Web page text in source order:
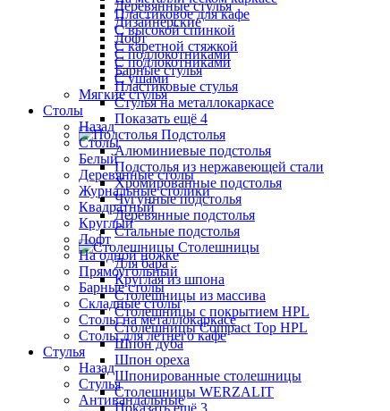
Деревянные стулья
Дизайнерские
Лофт
С подлокотниками
Барные стулья
Пластиковые стулья
Стулья на металлокаркасе
Показать ещё 4
Подстолья
Алюминиевые подстолья
Подстолья из нержавеющей стали
Хромированные подстолья
Чугунные подстолья
Деревянные подстолья
Стальные подстолья
Столешницы
Для бара
Круглая из шпона
Столешницы из массива
Столешницы с покрытием HPL
Столешницы Сompact Top HPL
Шпон дуба
Шпон ореха
Шпонированные столешницы
Столешницы WERZALIT
Показать ещё 3
Пластиковое для кафе
С высокой спинкой
С каретной стяжкой
С подлокотниками
С ушами
Мягкие стулья
Столы
Назад
Столы
Белый
Деревянные столы
Журнальные столики
Квадратный
Круглый
Лофт
На одной ножке
Прямоугольный
Барные столы
Складные столы
Столы на металлокаркасе
Столы для летнего кафе
Стулья
Назад
Стулья
Антивандальные